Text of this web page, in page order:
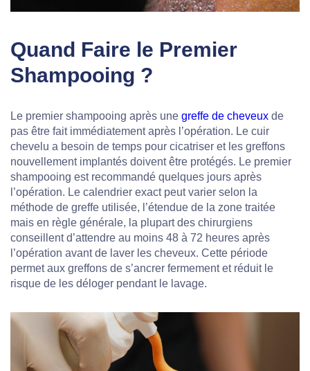
Quand Faire le Premier
Shampooing ?
Le premier shampooing après une greffe de cheveux de
pas être fait immédiatement après l’opération. Le cuir
chevelu a besoin de temps pour cicatriser et les greffons
nouvellement implantés doivent être protégés. Le premier
shampooing est recommandé quelques jours après
l’opération. Le calendrier exact peut varier selon la
méthode de greffe utilisée, l’étendue de la zone traitée
mais en règle générale, la plupart des chirurgiens
conseillent d’attendre au moins 48 à 72 heures après
l’opération avant de laver les cheveux. Cette période
permet aux greffons de s’ancrer fermement et réduit le
risque de les déloger pendant le lavage.